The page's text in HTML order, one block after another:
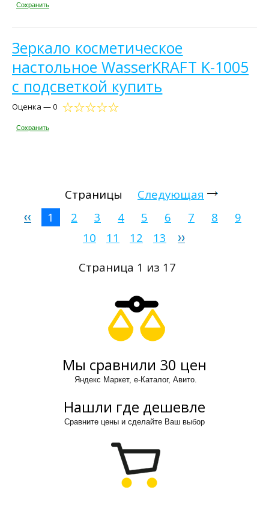
Сохранить
Зеркало косметическое
настольное WasserKRAFT K-1005
с подсветкой купить
Оценка — 0
Сохранить
Страницы
Следующая
1
2 3 4 5 6 7 8
9
10
11 12
13
Страница 1 из 17
Мы сравнили 30 цен
Яндекс Маркет, е-Каталог, Авито.
Нашли где дешевле
Сравните цены и сделайте Ваш выбор